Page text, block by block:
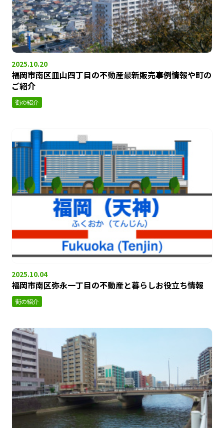
2025.10.20
福岡市南区皿山四丁目の不動産最新販売事例情報や町の
ご紹介
街の紹介
2025.10.04
福岡市南区弥永一丁目の不動産と暮らしお役立ち情報
街の紹介